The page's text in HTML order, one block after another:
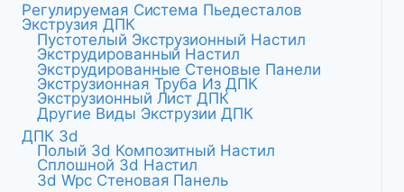
Регулируемая Система Пьедесталов
Экструзия ДПК
Пустотелый Экструзионный Настил
Экструдированный Настил
Экструдированные Стеновые Панели
Экструзионная Труба Из ДПК
Экструзионный Лист ДПК
Другие Виды Экструзии ДПК
ДПК 3d
Полый 3d Композитный Настил
Сплошной 3d Настил
3d Wpc Стеновая Панель